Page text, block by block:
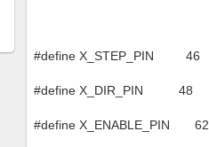
#define X_STEP_PIN 46
#define X_DIR_PIN 48
#define X_ENABLE_PIN 62